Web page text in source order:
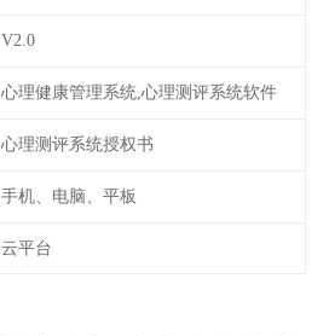
V2.0
心理健康管理系统,心理测评系统软件
心理测评系统授权书
手机、电脑、平板
云平台